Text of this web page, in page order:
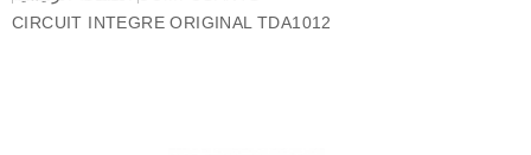
CIRCUIT INTEGRE ORIGINAL TDA1012